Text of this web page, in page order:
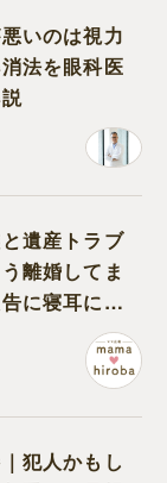
いのは視力
法を眼科医
と遺産トラブ
離婚してま
に寝耳に水
犯人かもし